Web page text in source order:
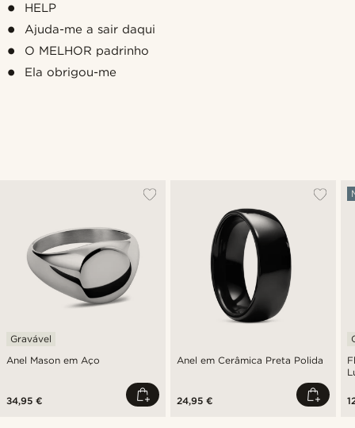
HELP
Ajuda-me a sair daqui
O MELHOR padrinho
Ela obrigou-me
Anel Mason em Aço
Gravável
34,95 €
Anel em Cerâmica Preta Polida
24,95 €